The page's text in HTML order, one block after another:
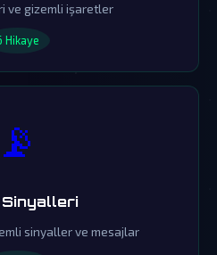
ve gizemli işaretler
Hikaye
📡
sinyaller ve mesajlar